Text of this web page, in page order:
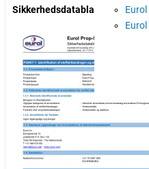
Eurol
Sikkerhedsdatablad